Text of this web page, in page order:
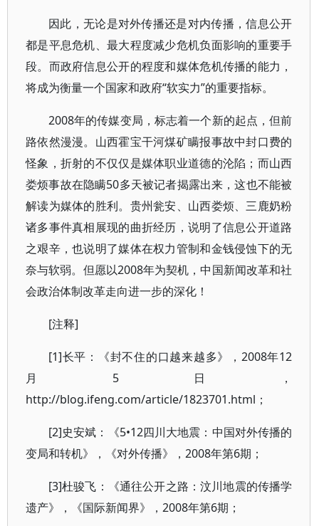
因此，无论是对外传播还是对内传播，信息公开
都是平息危机、最大程度减少危机负面影响的重要手
段。而政府信息公开的程度和媒体危机传播的能力，
将成为衡量一个国家和政府“软实力”的重要指标。
2008年的传媒变局，标志着一个新的起点，但前
路依然漫漫。山西霍宝干河煤矿瞒报事故中封口费的
怪象，折射的不仅仅是媒体职业道德的沦陷；而山西
娄烦事故在隐瞒50多天被记者揭露出来，这也不能被
解读为媒体的胜利。贵州瓮安、山西娄烦、三鹿奶粉
诸多事件真相展现的曲折经历，说明了信息公开道路
之艰辛，也说明了媒体在权力管制和金钱侵蚀下的无
奈与软弱。但愿以2008年为契机，中国新闻改革和社
会政治体制改革走向进一步的深化！
[注释]
[1]长平：《封不住的口越来越多》，2008年12
月5日，
http://blog.ifeng.com/article/1823701.html；
[2]史安斌：《5•12四川大地震：中国对外传播的
变局和转机》，《对外传播》，2008年第6期；
[3]杜骏飞：《通往公开之路：汶川地震的传播学
遗产》，《国际新闻界》，2008年第6期；